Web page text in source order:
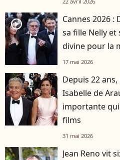
player2
Cannes 2026
sa fille Nelly et
divine pour la
17 mai 2026
Depuis 22
Isabelle de
importante
films
31 mai 2026
Jean Reno vit